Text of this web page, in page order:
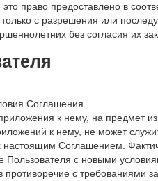
право предоставлено в
с разрешения или
без согласия их
Соглашения.
к нему, на предмет
к нему, не может
Соглашением.
Пользователя с новыми
противоречие с